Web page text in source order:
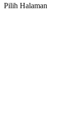
Pilih Halaman